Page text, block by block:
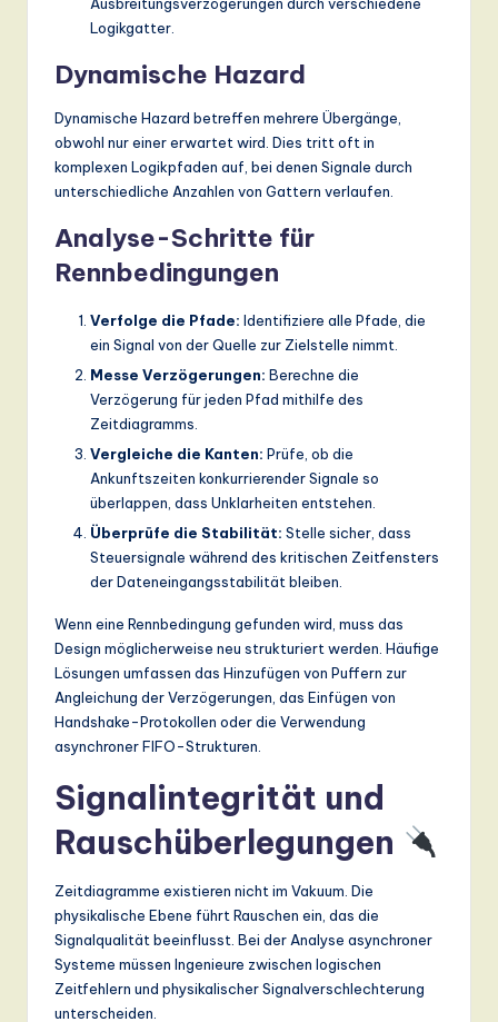
Logikgatter.
Dynamische Hazard
Dynamische Hazard betreffen mehrere Übergänge,
obwohl nur einer erwartet wird. Dies tritt oft in
komplexen Logikpfaden auf, bei denen Signale durch
unterschiedliche Anzahlen von Gattern verlaufen.
Analyse-Schritte für
Rennbedingungen
Verfolge die Pfade: Identifiziere alle Pfade, die
ein Signal von der Quelle zur Zielstelle nimmt.
Messe Verzögerungen: Berechne die
Verzögerung für jeden Pfad mithilfe des
Zeitdiagramms.
Vergleiche die Kanten: Prüfe, ob die
Ankunftszeiten konkurrierender Signale so
überlappen, dass Unklarheiten entstehen.
Überprüfe die Stabilität: Stelle sicher, dass
Steuersignale während des kritischen Zeitfensters
der Dateneingangsstabilität bleiben.
Wenn eine Rennbedingung gefunden wird, muss das
Design möglicherweise neu strukturiert werden. Häufige
Lösungen umfassen das Hinzufügen von Puffern zur
Angleichung der Verzögerungen, das Einfügen von
Handshake-Protokollen oder die Verwendung
asynchroner FIFO-Strukturen.
Signalintegrität und
Rauschüberlegungen
Zeitdiagramme existieren nicht im Vakuum. Die
physikalische Ebene führt Rauschen ein, das die
Signalqualität beeinflusst. Bei der Analyse asynchroner
Systeme müssen Ingenieure zwischen logischen
Zeitfehlern und physikalischer Signalverschlechterung
unterscheiden.